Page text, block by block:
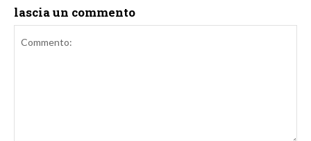
lascia un commento